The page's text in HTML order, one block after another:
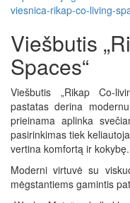
viesnica-rikap-co-living-
Viešbutis
Spaces“
Viešbutis „Rikap Co-
pastatas derina
prieinama aplinka
pasirinkimas tiek
vertina komfortą ir kokybę.
Moderni virtuvė su
mėgstantiems gamintis